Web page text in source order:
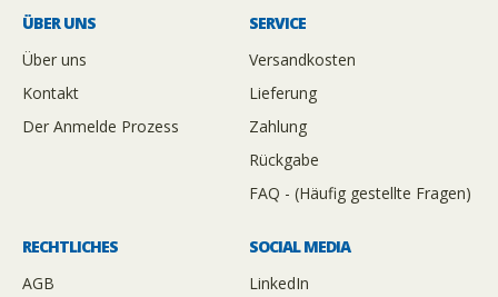
ÜBER UNS
Über uns
Kontakt
Der Anmelde Prozess
SERVICE
Versandkosten
Lieferung
Zahlung
Rückgabe
FAQ - (Häufig gestellte Fragen)
RECHTLICHES
AGB
SOCIAL MEDIA
LinkedIn